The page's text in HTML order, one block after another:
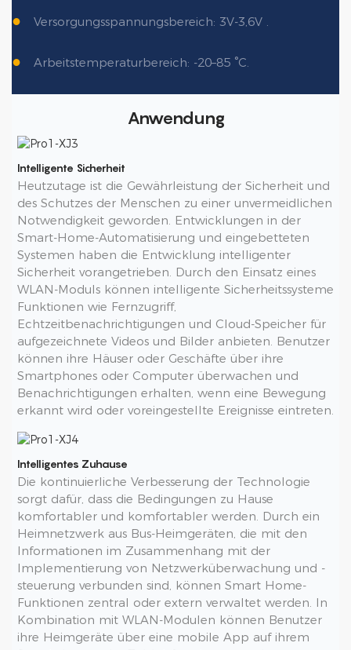
● Versorgungsspannungsbereich: 3V-3,6V .
● Arbeitstemperaturbereich: -20–85 °C.
Anwendung
Intelligente Sicherheit
Heutzutage ist die Gewährleistung der Sicherheit und
des Schutzes der Menschen zu einer unvermeidlichen
Notwendigkeit geworden. Entwicklungen in der
Smart-Home-Automatisierung und eingebetteten
Systemen haben die Entwicklung intelligenter
Sicherheit vorangetrieben. Durch den Einsatz eines
WLAN-Moduls können intelligente Sicherheitssysteme
Funktionen wie Fernzugriff,
Echtzeitbenachrichtigungen und Cloud-Speicher für
aufgezeichnete Videos und Bilder anbieten. Benutzer
können ihre Häuser oder Geschäfte über ihre
Smartphones oder Computer überwachen und
Benachrichtigungen erhalten, wenn eine Bewegung
erkannt wird oder voreingestellte Ereignisse eintreten.
Intelligentes Zuhause
Die kontinuierliche Verbesserung der Technologie
sorgt dafür, dass die Bedingungen zu Hause
komfortabler und komfortabler werden. Durch ein
Heimnetzwerk aus Bus-Heimgeräten, die mit den
Informationen im Zusammenhang mit der
Implementierung von Netzwerküberwachung und -
steuerung verbunden sind, können Smart Home-
Funktionen zentral oder extern verwaltet werden. In
Kombination mit WLAN-Modulen können Benutzer
ihre Heimgeräte über eine mobile App auf ihrem